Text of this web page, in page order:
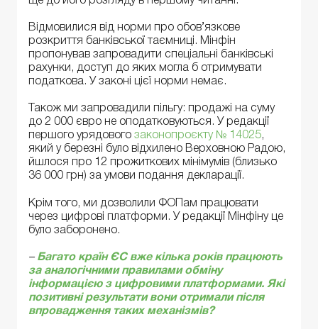
Відмовилися від норми про обов’язкове
розкриття банківської таємниці. Мінфін
пропонував запровадити спеціальні банківські
рахунки, доступ до яких могла б отримувати
податкова. У законі цієї норми немає.
Також ми запровадили пільгу: продажі на суму
до 2 000 євро не оподатковуються. У редакції
першого урядового законопроєкту № 14025,
який у березні було відхилено Верховною Радою,
йшлося про 12 прожиткових мінімумів (близько
36 000 грн) за умови подання декларації.
Крім того, ми дозволили ФОПам працювати
через цифрові платформи. У редакції Мінфіну це
було заборонено.
– Багато країн ЄС вже кілька років працюють
за аналогічними правилами обміну
інформацією з цифровими платформами. Які
позитивні результати вони отримали після
впровадження таких механізмів?